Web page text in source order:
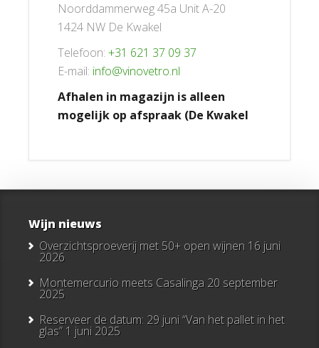
Noorddammerweg 45a Unit A-20
1424 NW De Kwakel
Telefoon: +31 621 37 09 37
E-mail: info@vinovetro.nl
Afhalen in magazijn is alleen
mogelijk op afspraak (De Kwakel
Wijn nieuws
Overzichtsproeverij met 50+ open wijnen 16 juni
2026
Montemercurio meets Casalinga 20 september
2025
Reserveer de datum: 29 juni “Van het pallet in het
glas” 1 juni 2025